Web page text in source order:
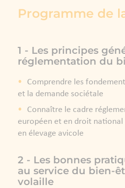
Programme de
1 - Les principes
réglementation du
Comprendre les
et la demande sociétale
Connaître le cadre
européen et en droit
en élevage avicole
2 - Les bonnes
au service du bien-
volaille